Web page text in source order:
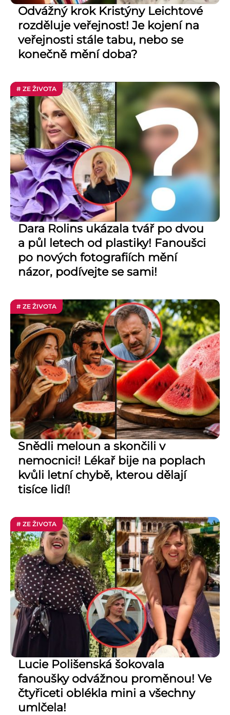
Odvážný krok Kristýny Leichtové
rozděluje veřejnost! Je kojení na
veřejnosti stále tabu, nebo se
konečně mění doba?
# ZE ŽIVOTA
Dara Rolins ukázala tvář po dvou
a půl letech od plastiky! Fanoušci
po nových fotografiích mění
názor, podívejte se sami!
# ZE ŽIVOTA
Snědli meloun a skončili v
nemocnici! Lékař bije na poplach
kvůli letní chybě, kterou dělají
tisíce lidí!
# ZE ŽIVOTA
Lucie Polišenská šokovala
fanoušky odvážnou proměnou! Ve
čtyřiceti oblékla mini a všechny
umlčela!